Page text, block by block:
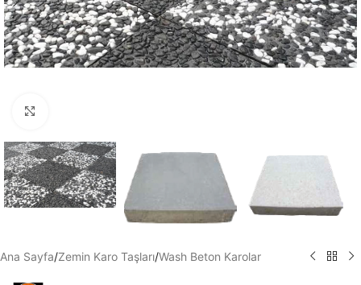
Ana Sayfa/Zemin Karo Taşları/Wash Beton Karolar